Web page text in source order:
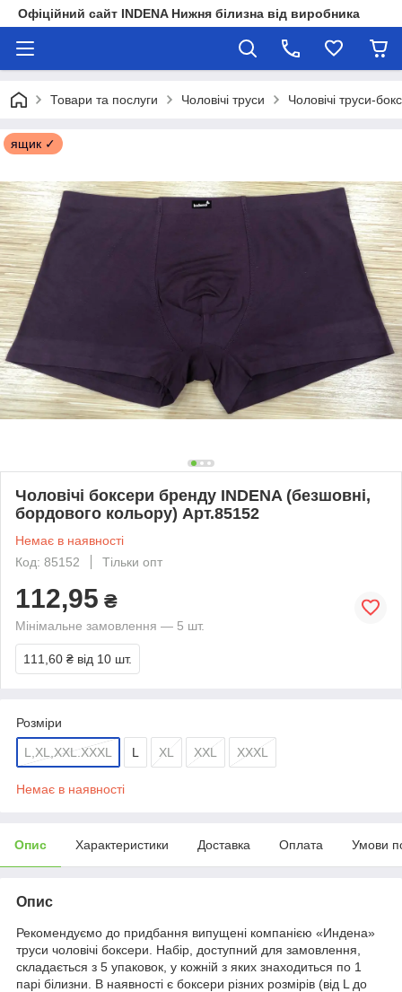
Офіційний сайт INDENA Нижня білизна від виробника
Товари та послуги Чоловічі труси Чоловічі труси-
ящик ✓
Чоловічі боксери бренду INDENA (безшовні,
бордового кольору) Арт.85152
Немає в наявності
Код: 85152
Тільки опт
112,95 ₴
Мінімальне замовлення — 5 шт.
111,60 ₴ від 10 шт.
Розміри
L,XL,XXL.XXXL L XL XXL XXXL
Немає в наявності
Опис Характеристики Доставка Оплата Умови
Опис
Рекомендуємо до придбання випущені компанією «Индена»
труси чоловічі боксери. Набір, доступний для замовлення,
складається з 5 упаковок, у кожній з яких знаходиться по 1
парі білизни. В наявності є боксери різних розмірів (від L до